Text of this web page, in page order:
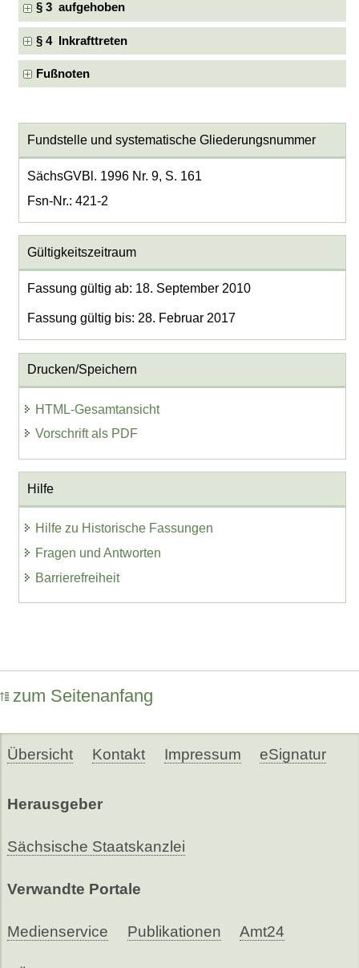
§ 3 aufgehoben
§ 4 Inkrafttreten
Fußnoten
Fundstelle und systematische Gliederungsnummer
SächsGVBl. 1996 Nr. 9, S. 161
Fsn-Nr.: 421-2
Gültigkeitszeitraum
Fassung gültig ab: 18. September 2010
Fassung gültig bis: 28. Februar 2017
Drucken/Speichern
HTML-Gesamtansicht
Vorschrift als PDF
Hilfe
Hilfe zu Historische Fassungen
Fragen und Antworten
Barrierefreiheit
zum Seitenanfang
Übersicht Kontakt Impressum eSignatur
Herausgeber
Sächsische Staatskanzlei
Verwandte Portale
Medienservice Publikationen Amt24